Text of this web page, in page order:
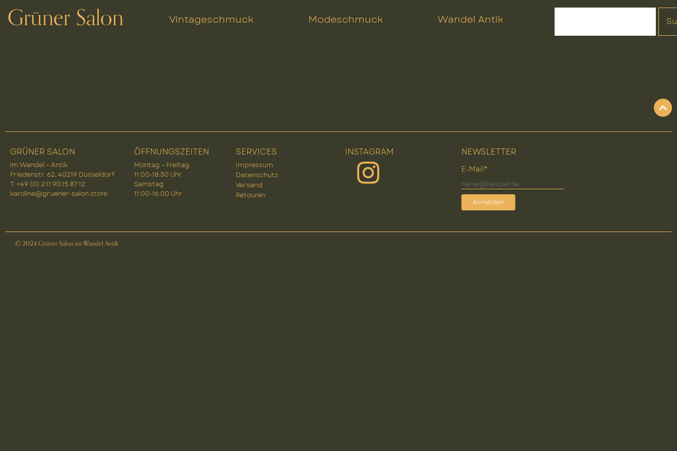
Grüner Salon Vintageschmuck Modeschmuck Wandel Antik
GRÜNER SALON
im Wandel – Antik
Friedenstr. 62, 40219 Düsseldorf
T: +49 (0) 2 11 90 15 87 12
karoline@gruener-salon.store
ÖFFNUNGSZEITEN
Montag – Freitag
11:00-18:30 Uhr
Samstag
11:00-16:00 Uhr
SERVICES
Impressum
Datenschutz
Versand
Retouren
INSTAGRAM NEWSLETTER
E-Mail*
Anmelden
© 2024 Grüner Salon im Wandel Antik